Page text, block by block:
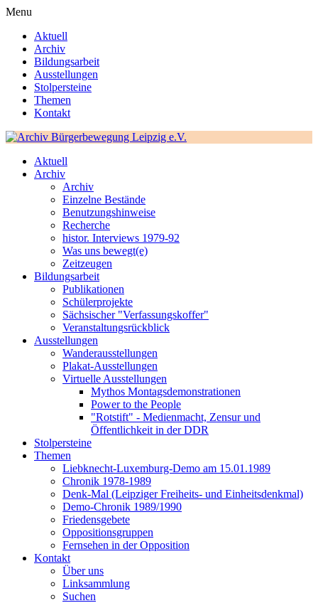
Menu
Aktuell
Archiv
Bildungsarbeit
Ausstellungen
Stolpersteine
Themen
Kontakt
Aktuell
Archiv
Archiv
Einzelne Bestände
Benutzungshinweise
Recherche
histor. Interviews 1979-92
Was uns bewegt(e)
Zeitzeugen
Bildungsarbeit
Publikationen
Schülerprojekte
Sächsischer "Verfassungskoffer"
Veranstaltungsrückblick
Ausstellungen
Wanderausstellungen
Plakat-Ausstellungen
Virtuelle Ausstellungen
Mythos Montagsdemonstrationen
Power to the People
"Rotstift" - Medienmacht, Zensur und
Öffentlichkeit in der DDR
Stolpersteine
Themen
Liebknecht-Luxemburg-Demo am 15.01.1989
Chronik 1978-1989
Denk-Mal (Leipziger Freiheits- und Einheitsdenkmal)
Demo-Chronik 1989/1990
Friedensgebete
Oppositionsgruppen
Fernsehen in der Opposition
Kontakt
Über uns
Linksammlung
Suchen